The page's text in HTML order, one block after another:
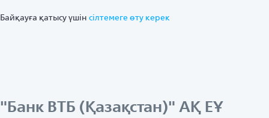
Байқауға қатысу үшін ciлтемеге өту керек
"Банк ВТБ (Қазақстан)" АҚ ЕҰ